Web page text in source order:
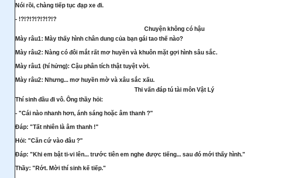
Nói rồi, chàng tiếp tục đạp xe đi.
- !?!?!?!?!?!?!?
Chuyện không có hậu
Mày râu1: Mày thấy hình chân dung của bạn gái tao thế nào?
Mày râu2: Nàng có đôi mắt rất mơ huyền và khuôn mặt gợi hình sâu sắc.
Mày râu1 (hí hửng): Cậu phân tích thật tuyệt vời.
Mày râu2: Nhưng... mơ huyền mờ và xâu sắc xấu.
Thi vấn đáp tú tài môn Vật Lý
Thí sinh đầu đi vô. Ông thầy hỏi:
- "Cái nào nhanh hơn, ánh sáng hoặc âm thanh ?"
Đáp: "Tất nhiên là âm thanh !"
Hỏi: "Căn cứ vào đâu ?"
Đáp: "Khi em bật ti-vi lên... trước tiên em nghe được tiếng... sau đó mới thấy hình."
Thầy: "Rớt. Mời thí sinh kế tiếp."